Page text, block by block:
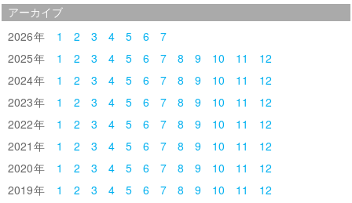
アーカイブ
2026 1 2 3 4 5 6
7
2025
1 2 3 4 5 6 7 8 9 10 11
12
2024
1 2 3 4 5 6 7 8 9 10 11
12
2023
1 2 3 4 5 6 7 8 9 10 11
12
2022
1 2 3 4 5 6 7 8 9 10 11
12
2021
1 2 3 4 5 6 7 8 9 10 11
12
2020
1 2 3 4 5 6 7 8 9 10 11
12
2019
1 2 3 4 5 6 7 8 9 10 11
12